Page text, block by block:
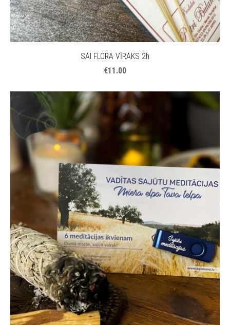
SAI FLORA VĪRAKS 2h
€11.00